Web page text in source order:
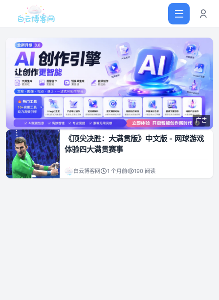
首页
网站源码
软件仓库
主题插件
广告
《顶尖决胜：大满贯版》中文版 - 网球游戏
体验四大满贯赛事
白云博客网 1 个月前 190 阅读